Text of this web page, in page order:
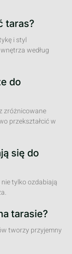
taras?
i styl
według
do
zróżnicowane
przekształcić w
się do
tylko ozdabiają
tarasie?
tworzy przyjemny